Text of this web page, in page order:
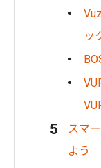
ッ
スマ
よう